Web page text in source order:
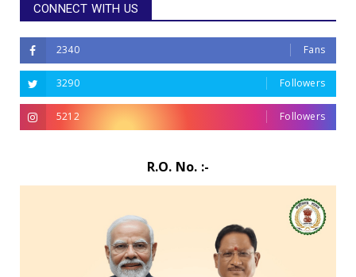
CONNECT WITH US
2340 Fans
3290 Followers
5212 Followers
R.O. No. :-